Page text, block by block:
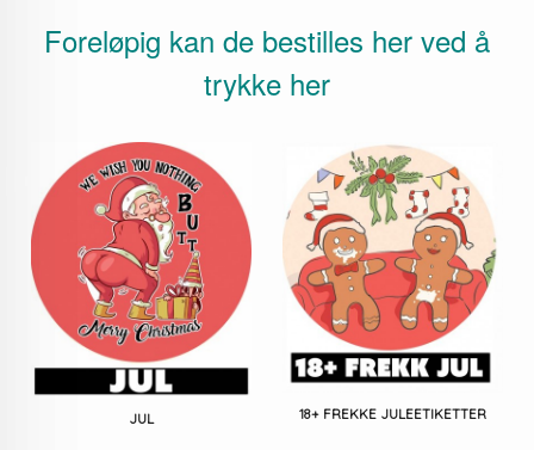
Foreløpig kan de bestilles her ved å
trykke her
JUL 18+ FREKKE JULEETIKETTER